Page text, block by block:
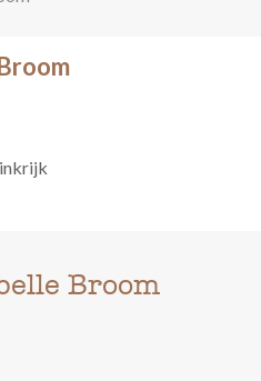
Broom